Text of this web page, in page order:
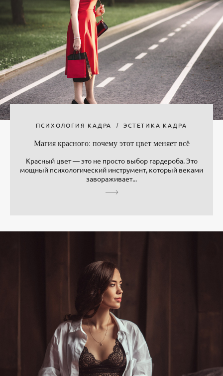
ПСИХОЛОГИЯ КАДРА ЭСТЕТИКА КАДРА
Магия красного: почему этот цвет меняет всё
Красный цвет — это не просто выбор гардероба. Это
мощный психологический инструмент, который веками
завораживает...